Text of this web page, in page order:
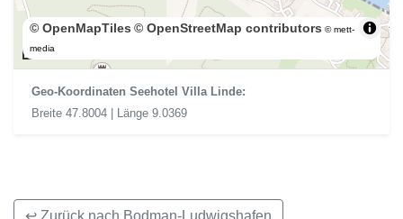
300 m
© OpenMapTiles © OpenStreetMap contributors © mett-
media
Geo-Koordinaten Seehotel Villa Linde:
Breite 47.8004 | Länge 9.0369
↩ Zurück nach Bodman-Ludwigshafen